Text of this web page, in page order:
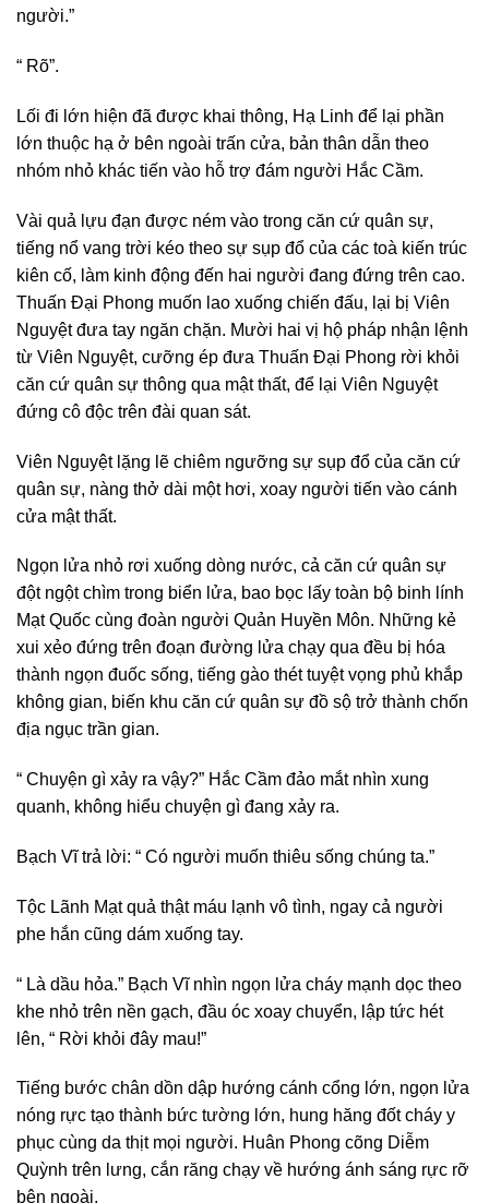
người.”
“ Rõ”.
Lối đi lớn hiện đã được khai thông, Hạ Linh để lại phần
lớn thuộc hạ ở bên ngoài trấn cửa, bản thân dẫn theo
nhóm nhỏ khác tiến vào hỗ trợ đám người Hắc Cầm.
Vài quả lựu đạn được ném vào trong căn cứ quân sự,
tiếng nổ vang trời kéo theo sự sụp đổ của các toà kiến trúc
kiên cố, làm kinh động đến hai người đang đứng trên cao.
Thuấn Đại Phong muốn lao xuống chiến đấu, lại bị Viên
Nguyệt đưa tay ngăn chặn. Mười hai vị hộ pháp nhận lệnh
từ Viên Nguyệt, cưỡng ép đưa Thuấn Đại Phong rời khỏi
căn cứ quân sự thông qua mật thất, để lại Viên Nguyệt
đứng cô độc trên đài quan sát.
Viên Nguyệt lặng lẽ chiêm ngưỡng sự sụp đổ của căn cứ
quân sự, nàng thở dài một hơi, xoay người tiến vào cánh
cửa mật thất.
Ngọn lửa nhỏ rơi xuống dòng nước, cả căn cứ quân sự
đột ngột chìm trong biển lửa, bao bọc lấy toàn bộ binh lính
Mạt Quốc cùng đoàn người Quản Huyền Môn. Những kẻ
xui xẻo đứng trên đoạn đường lửa chạy qua đều bị hóa
thành ngọn đuốc sống, tiếng gào thét tuyệt vọng phủ khắp
không gian, biến khu căn cứ quân sự đồ sộ trở thành chốn
địa ngục trần gian.
“ Chuyện gì xảy ra vậy?” Hắc Cầm đảo mắt nhìn xung
quanh, không hiểu chuyện gì đang xảy ra.
Bạch Vĩ trả lời: “ Có người muốn thiêu sống chúng ta.”
Tộc Lãnh Mạt quả thật máu lạnh vô tình, ngay cả người
phe hắn cũng dám xuống tay.
“ Là dầu hỏa.” Bạch Vĩ nhìn ngọn lửa cháy mạnh dọc theo
khe nhỏ trên nền gạch, đầu óc xoay chuyển, lập tức hét
lên, “ Rời khỏi đây mau!”
Tiếng bước chân dồn dập hướng cánh cổng lớn, ngọn lửa
nóng rực tạo thành bức tường lớn, hung hăng đốt cháy y
phục cùng da thịt mọi người. Huân Phong cõng Diễm
Quỳnh trên lưng, cắn răng chạy về hướng ánh sáng rực rỡ
bên ngoài.